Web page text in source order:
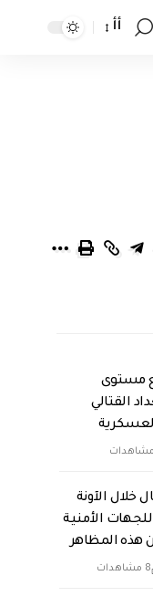
أأ
مستوى
القتالي
خلال الآونة
الأمنية
هذه المظاهر
8 مشاهدات